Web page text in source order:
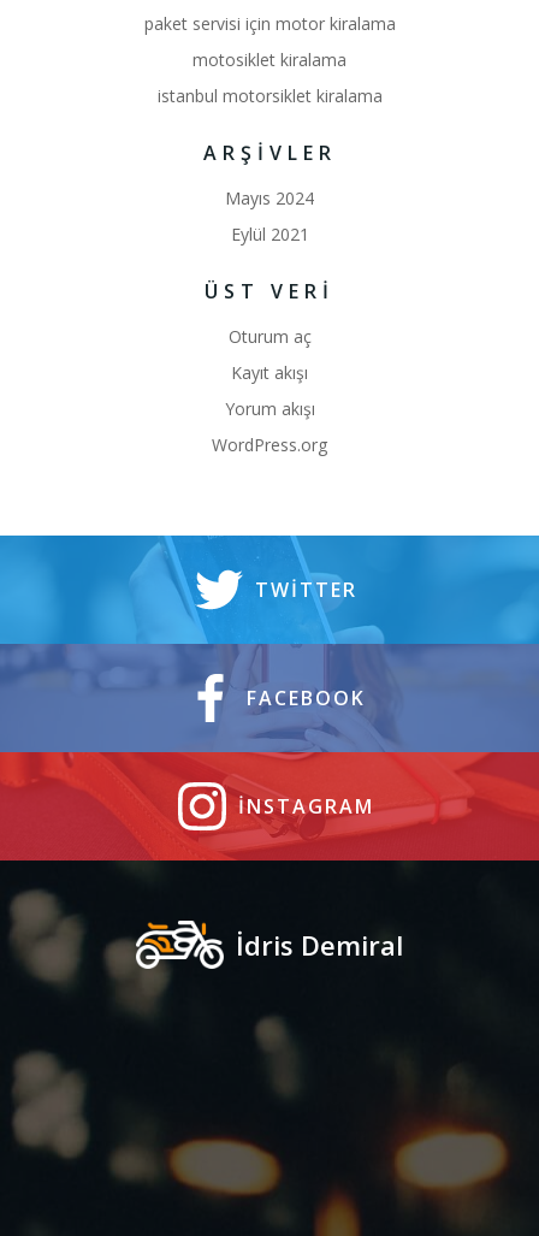
paket servisi için motor kiralama
motosiklet kiralama
istanbul motorsiklet kiralama
ARŞIVLER
Mayıs 2024
Eylül 2021
ÜST VERI
Oturum aç
Kayıt akışı
Yorum akışı
WordPress.org
TWITTER
FACEBOOK
INSTAGRAM
İdris Demiral